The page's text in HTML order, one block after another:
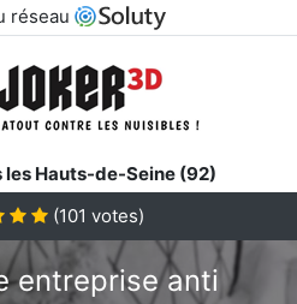
réseau
Hauts-de-Seine (92)
(101 votes)
entreprise anti